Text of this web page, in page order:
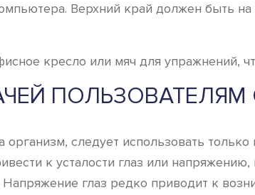
Верхний край должен быть
кресло или мяч для упражнений,
следует использовать
к усталости глаз или
глаз редко приводит к